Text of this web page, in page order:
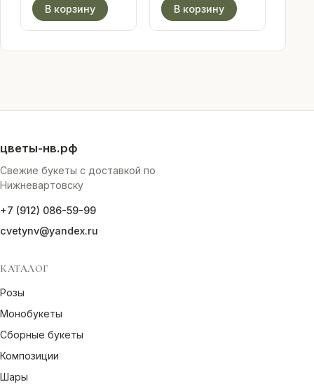
составляла
22
цена:
17
В корзину
составляла
45
цена:
29
В корзину
цветы-нв.рф
Свежие букеты с доставкой по
Нижневартовску
+7 (912) 086-59-99
cvetynv@yandex.ru
КАТАЛОГ
Розы
Монобукеты
Сборные букеты
Композиции
Шары